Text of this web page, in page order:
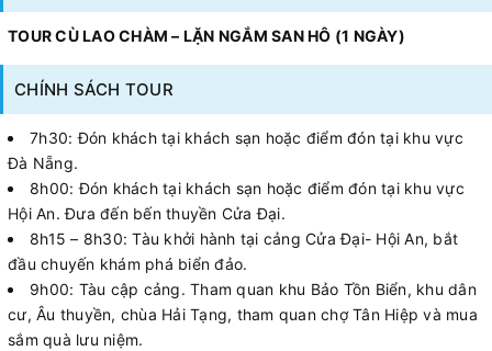
TOUR CÙ LAO CHÀM – LẶN NGẮM SAN HÔ (1 NGÀY)
CHÍNH SÁCH TOUR
7h30: Đón khách tại khách sạn hoặc điểm đón tại khu vực
Đà Nẵng.
8h00: Đón khách tại khách sạn hoặc điểm đón tại khu vực
Hội An. Đưa đến bến thuyền Cửa Đại.
8h15 – 8h30: Tàu khởi hành tại cảng Cửa Đại- Hội An, bắt
đầu chuyến khám phá biển đảo.
9h00: Tàu cập cảng. Tham quan khu Bảo Tồn Biển, khu dân
cư, Âu thuyền, chùa Hải Tạng, tham quan chợ Tân Hiệp và mua
sắm quà lưu niệm.